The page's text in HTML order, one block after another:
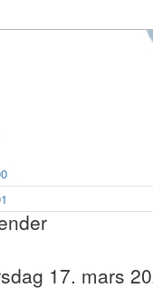
17. mars